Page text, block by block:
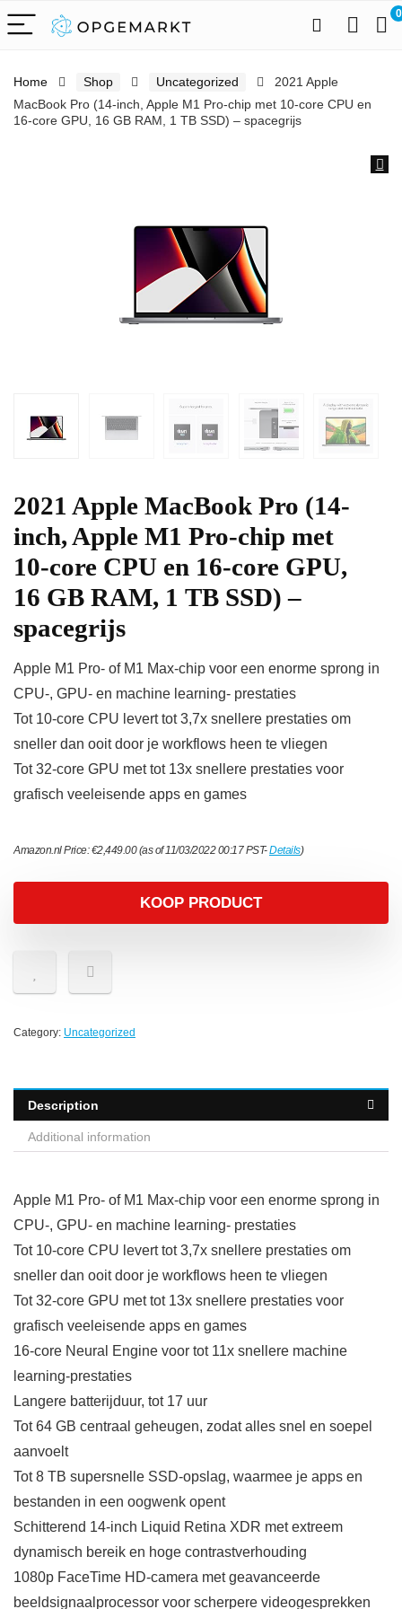
0
Home Shop Uncategorized
2021 Apple
MacBook Pro (14-inch, Apple M1 Pro‑chip met 10‑core CPU en
16‑core GPU, 16 GB RAM, 1 TB SSD) – spacegrijs
2021 Apple MacBook Pro (14-
inch, Apple M1 Pro‑chip met
10‑core CPU en 16‑core GPU,
16 GB RAM, 1 TB SSD) –
spacegrijs
Apple M1 Pro- of M1 Max-chip voor een enorme sprong in
CPU-, GPU- en machine learning- prestaties
Tot 10‐core CPU levert tot 3,7x snellere prestaties om
sneller dan ooit door je workflows heen te vliegen
Tot 32‐core GPU met tot 13x snellere prestaties voor
grafisch veeleisende apps en games
Amazon.nl Price:€2,449.00(as of 11/03/2022 00:17 PST-Details)
KOOP PRODUCT
Category: Uncategorized
Description
Additional information
Apple M1 Pro- of M1 Max-chip voor een enorme sprong in
CPU-, GPU- en machine learning- prestaties
Tot 10‐core CPU levert tot 3,7x snellere prestaties om
sneller dan ooit door je workflows heen te vliegen
Tot 32‐core GPU met tot 13x snellere prestaties voor
grafisch veeleisende apps en games
16‐core Neural Engine voor tot 11x snellere machine
learning-prestaties
Langere batterijduur, tot 17 uur
Tot 64 GB centraal geheugen, zodat alles snel en soepel
aanvoelt
Tot 8 TB supersnelle SSD-opslag, waarmee je apps en
bestanden in een oogwenk opent
Schitterend 14‐inch Liquid Retina XDR met extreem
dynamisch bereik en hoge contrastverhouding
1080p FaceTime HD-camera met geavanceerde
beeldsignaalprocessor voor scherpere videogesprekken